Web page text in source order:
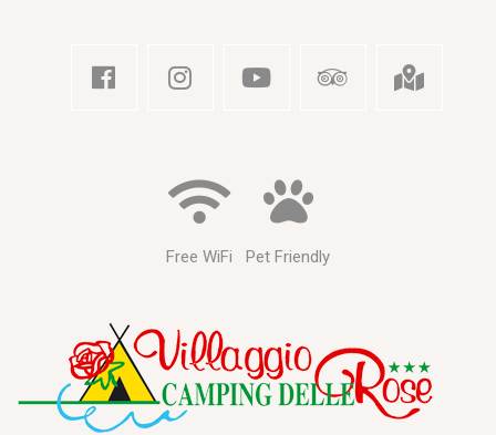
Free WiFi Pet Friendly